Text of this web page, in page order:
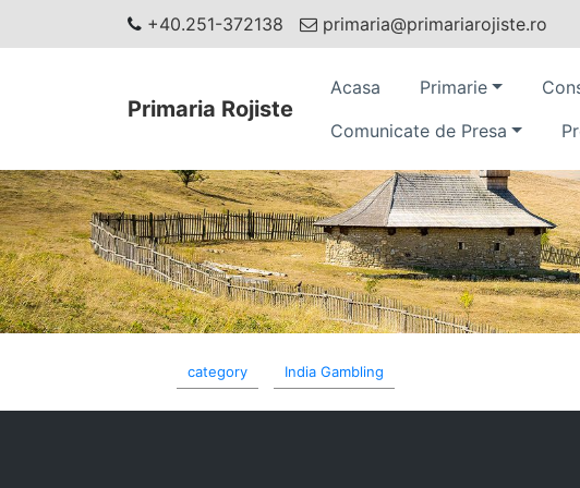
+40.251-372138 primaria@primariarojiste.ro
Primaria Rojiste
Acasa Primarie
Comunicate de Presa
category India Gambling